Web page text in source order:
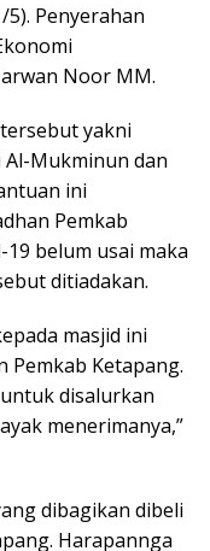
5). Penyerahan
Noor MM.
yakni
Al-Mukminun dan
ini
Pemkab
belum usai maka
ditiadakan.
masjid ini
Ketapang.
disalurkan
menerimanya,”
dibagikan dibeli
Harapannga